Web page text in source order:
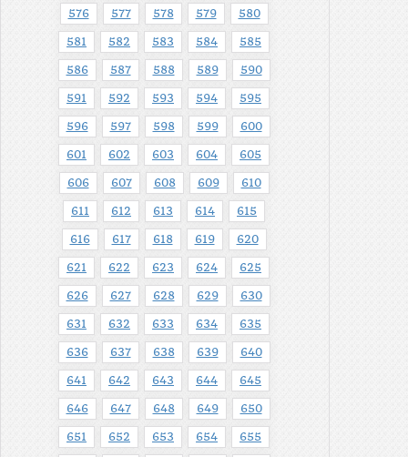
576 577 578 579 580
581 582 583 584 585
586 587 588 589 590
591 592 593 594 595
596 597 598 599 600
601 602 603 604 605
606 607 608 609 610
611 612 613 614 615
616 617 618 619 620
621 622 623 624 625
626 627 628 629 630
631 632 633 634 635
636 637 638 639 640
641 642 643 644 645
646 647 648 649 650
651 652 653 654 655